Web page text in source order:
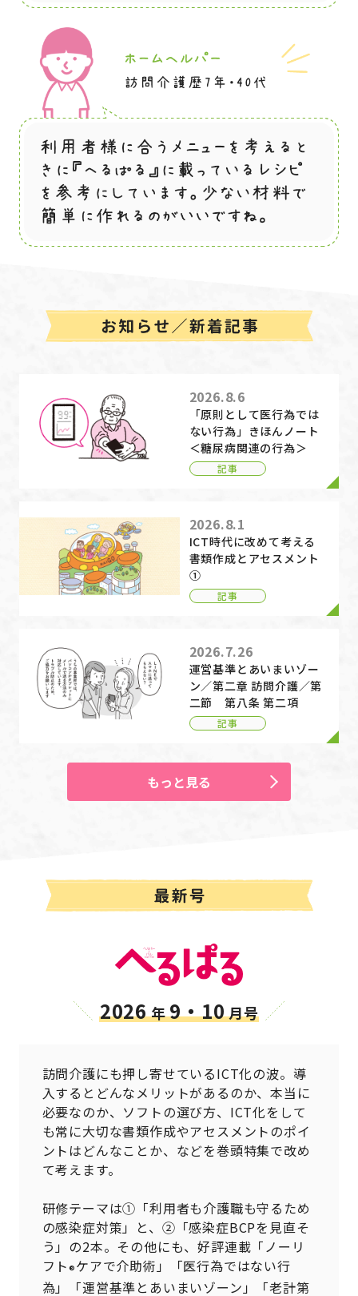
2026.8.6
記事
「原則として医行為では
ない行為」きほんノート
＜糖尿病関連の行為＞
2026.8.1
記事
ICT時代に改めて考える
書類作成とアセスメント
①
2026.7.26
記事
運営基準とあいまいゾー
ン／第二章 訪問介護／第
二節 第八条 第二項
もっと見る
2026年9・10月号
訪問介護にも押し寄せているICT化の波。導
入するとどんなメリットがあるのか、本当に
必要なのか、ソフトの選び方、ICT化をして
も常に大切な書類作成やアセスメントのポイ
ントはどんなことか、などを巻頭特集で改め
て考えます。
研修テーマは①「利用者も介護職も守るため
の感染症対策」と、②「感染症BCPを見直そ
う」の2本。その他にも、好評連載「ノーリ
フト®ケアで介助術」「医行為ではない行
為」「運営基準とあいまいゾーン」「老計第